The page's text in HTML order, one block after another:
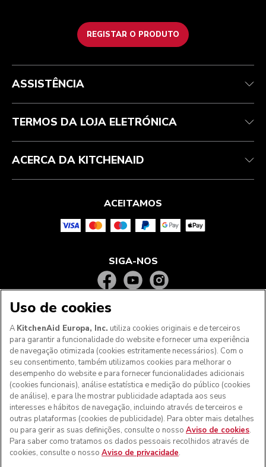
REGISTAR O PRODUTO
Health Check
Atendimento ao cliente
Acompanhar a sua encomenda
Garantia e documentos
Perguntas frequentes
Termos e condições
Envio e entrega
Devoluções e reembolsos
Marca
ODR
A marca
A nossa história
ASSISTÊNCIA
TERMOS DA LOJA ELETRÓNICA
ACERCA DA KITCHENAID
ACEITAMOS
SIGA-NOS
Aos clientes nos Açores, Madeira e outros territórios
portugueses: Por favor, contacte a nossa equipa de Apoio
ao Cliente para efetuar a sua encomenda, de forma a
podermos fornecer os custos de envio exatos e aplicar a
taxa de IVA correta
Uso de cookies
A KitchenAid Europa, Inc. utiliza cookies originais e de terceiros
para garantir a funcionalidade do website e fornecer uma experiência
de navegação otimizada (cookies estritamente necessários). Com o
seu consentimento, também utilizamos cookies para melhorar o
desempenho do website e para fornecer funcionalidades adicionais
(cookies funcionais), análise estatística e medição do público (cookies
de análise), e para lhe mostrar publicidade adaptada aos seus
interesses e hábitos de navegação, incluindo através de terceiros e
outras plataformas (cookies de publicidade). Para obter mais detalhes
ou para gerir as suas definições, consulte o nosso Aviso de cookies.
Para saber como tratamos os dados pessoais recolhidos através de
cookies, consulte o nosso Aviso de privacidade.